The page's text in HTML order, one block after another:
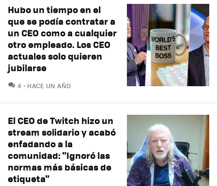
Hubo un tiempo en el
que se podía contratar a
un CEO como a cualquier
otro empleado. Los CEO
actuales solo quieren
jubilarse
4 COMENTARIOS
HACE UN AÑO
El CEO de Twitch hizo un
stream solidario y acabó
enfadando a la
comunidad: "Ignoró las
normas más básicas de
etiqueta"